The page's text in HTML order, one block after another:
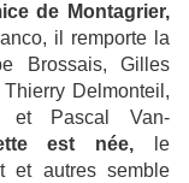
de Montagrier,
il remporte la
Brossais, Gilles
Delmonteil,
et Pascal Van-
est née, le
et autres semble